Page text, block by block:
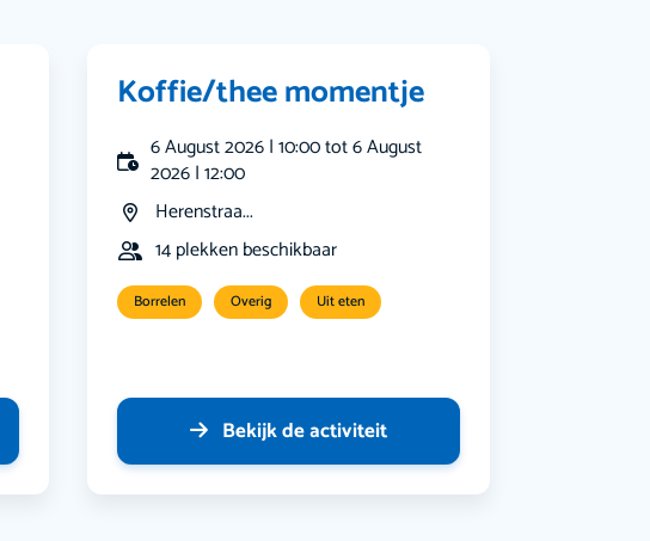
Koffie/thee momentje
6 August 2026 | 10:00 tot 6 August
2026 | 12:00
Herenstraa...
14 plekken beschikbaar
Borrelen Overig Uit eten
Bekijk de activiteit